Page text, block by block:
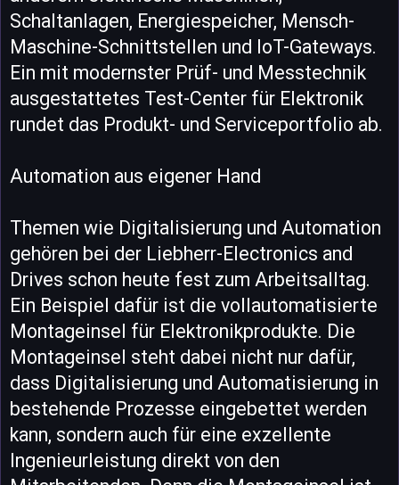
Schaltanlagen, Energiespeicher, Mensch-
Maschine-Schnittstellen und IoT-Gateways.
Ein mit modernster Prüf- und Messtechnik
ausgestattetes Test-Center für Elektronik
rundet das Produkt- und Serviceportfolio ab.
Automation aus eigener Hand
Themen wie Digitalisierung und Automation
gehören bei der Liebherr-Electronics and
Drives schon heute fest zum Arbeitsalltag.
Ein Beispiel dafür ist die vollautomatisierte
Montageinsel für Elektronikprodukte. Die
Montageinsel steht dabei nicht nur dafür,
dass Digitalisierung und Automatisierung in
bestehende Prozesse eingebettet werden
kann, sondern auch für eine exzellente
Ingenieurleistung direkt von den